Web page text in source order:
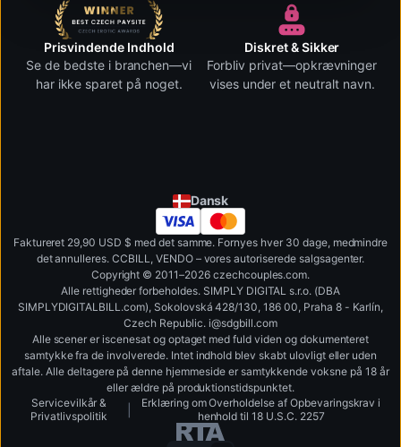
Prisvindende Indhold
Se de bedste i branchen—vi
har ikke sparet på noget.
Diskret & Sikker
Forbliv privat—opkrævninger
vises under et neutralt navn.
Dansk
Faktureret 29,90 USD $ med det samme. Fornyes hver 30 dage, medmindre
det annulleres. CCBILL, VENDO– vores autoriserede salgsagenter.
Copyright © 2011–2026 czechcouples.com.
Alle rettigheder forbeholdes. SIMPLY DIGITAL s.r.o. (DBA
SIMPLYDIGITALBILL.com), Sokolovská 428/130, 186 00, Praha 8 - Karlín,
Czech Republic. i@sdgbill.com
Alle scener er iscenesat og optaget med fuld viden og dokumenteret
samtykke fra de involverede. Intet indhold blev skabt ulovligt eller uden
aftale. Alle deltagere på denne hjemmeside er samtykkende voksne på 18 år
eller ældre på produktionstidspunktet.
Servicevilkår &
Privatlivspolitik
Erklæring om Overholdelse af Opbevaringskrav i
henhold til 18 U.S.C. 2257